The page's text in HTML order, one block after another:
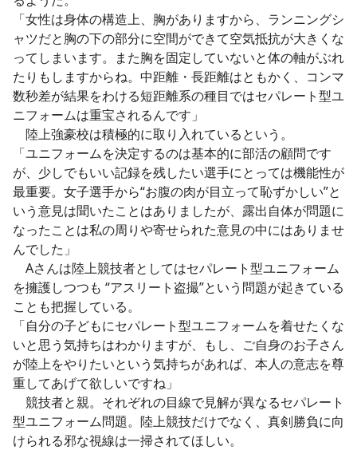
「女性は身体の構造上、胸がありますから、ランニングシ
ャツだと胸の下の部分に空間ができて空気抵抗が大きくな
ってしまいます。また胸を固定していないと体の軸がぶれ
たりもしますからね。中距離・長距離はともかく、コンマ
数秒差が結果をわける短距離系の種目ではセパレート型ユ
ニフォームは重宝されるんです」
陸上強豪校は積極的に取り入れているという。
「ユニフォームを決定するのは基本的に部活の顧問です
が、少しでもいい記録を残したい選手にとっては機能性が
最重要。女子選手から“お腹の肉が目立って恥ずかしい”と
いう意見は聞いたことはありましたが、露出自体が問題に
なったことは私の周りや寄せられた意見の中にはありませ
んでした」
Aさんは陸上競技者としてはセパレート型ユニフォーム
を擁護しつつも “アスリート盗撮”という問題が起きている
ことも把握している。
「自分の子どもにセパレート型ユニフォームを着せたくな
いと思う気持ちはわかりますが、もし、ご自身のお子さん
が陸上をやりたいという気持ちがあれば、本人の意志を尊
重してあげて欲しいですね」
競技者と親。それぞれの目線で見解が異なるセパレート
型ユニフォーム問題。陸上競技だけでなく、真剣勝負に向
けられる邪な視線は一掃されてほしい。